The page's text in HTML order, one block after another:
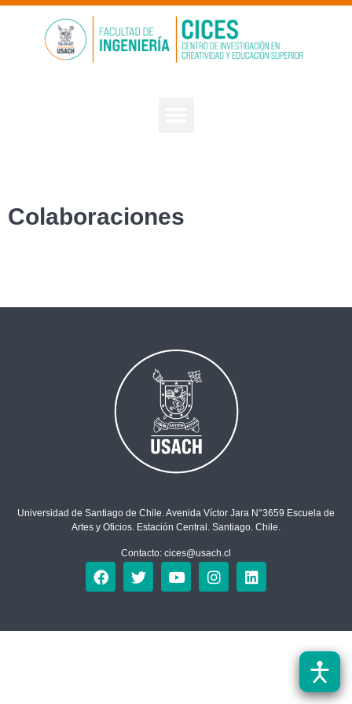
Colaboraciones
Universidad de Santiago de Chile. Avenida Víctor Jara N°3659 Escuela de
Artes y Oficios. Estación Central. Santiago. Chile.
Contacto: cices@usach.cl